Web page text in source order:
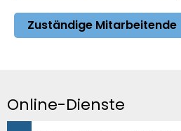
Zuständige Mitarbeitende
Online-Dienste